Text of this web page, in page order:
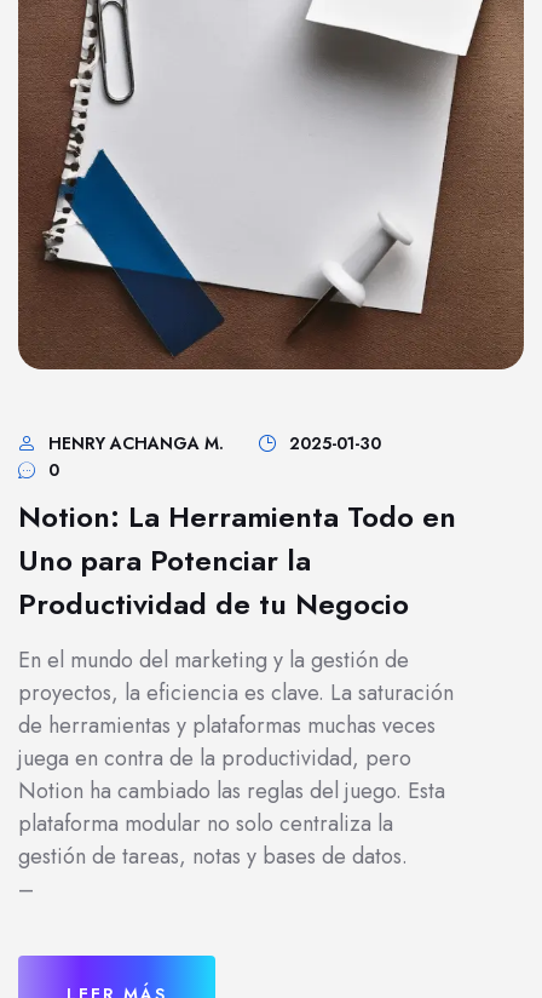
HENRY ACHANGA M.
2025-01-30
0
Notion: La Herramienta Todo en
Uno para Potenciar la
Productividad de tu Negocio
En el mundo del marketing y la gestión de
proyectos, la eficiencia es clave. La saturación
de herramientas y plataformas muchas veces
juega en contra de la productividad, pero
Notion ha cambiado las reglas del juego. Esta
plataforma modular no solo centraliza la
gestión de tareas, notas y bases de datos.
–